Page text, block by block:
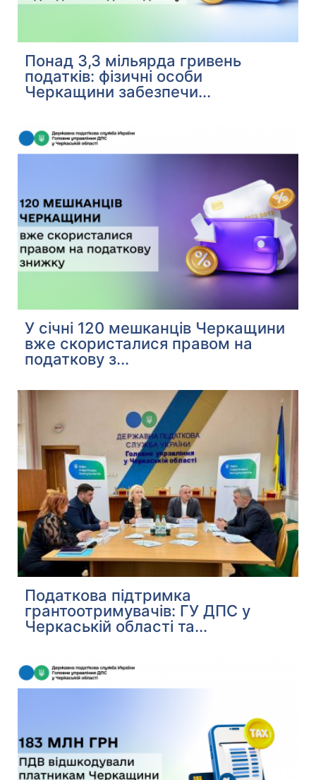
Понад 3,3 мільярда гривень
податків: фізичні особи
Черкащини забезпечи...
У січні 120 мешканців Черкащини
вже скористалися правом на
податкову з...
Податкова підтримка
грантоотримувачів: ГУ ДПС у
Черкаській області та...